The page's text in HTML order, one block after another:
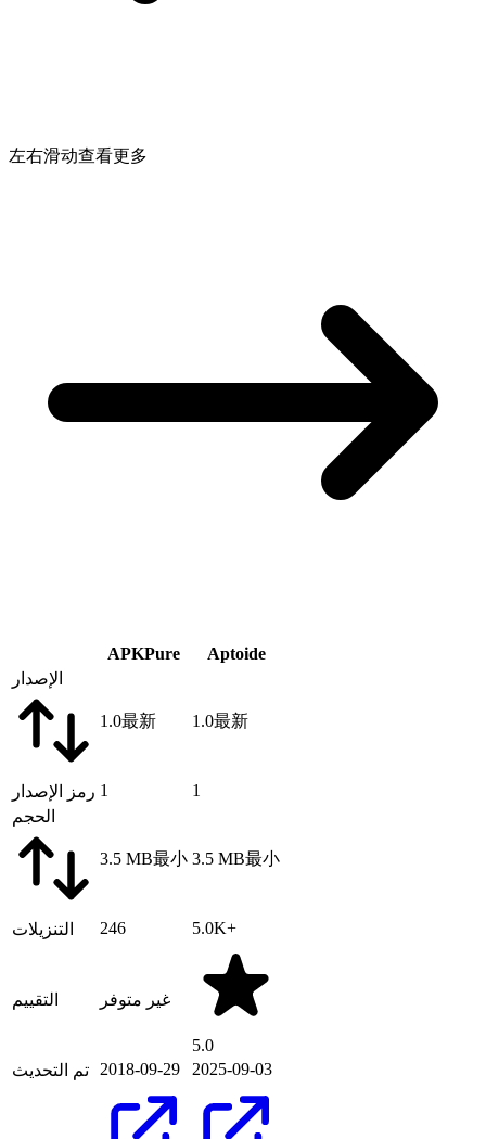
左右滑动查看更多
APKPure
Aptoide
الإصدار
1.0最新 1.0最新
رمز الإصدار 1
1
الحجم
3.5 MB最小 3.5 MB最小
التنزيلات 246 5.0K+
التقييم غير متوفر
5.0
تم التحديث
2018-09-29 2025-09-03